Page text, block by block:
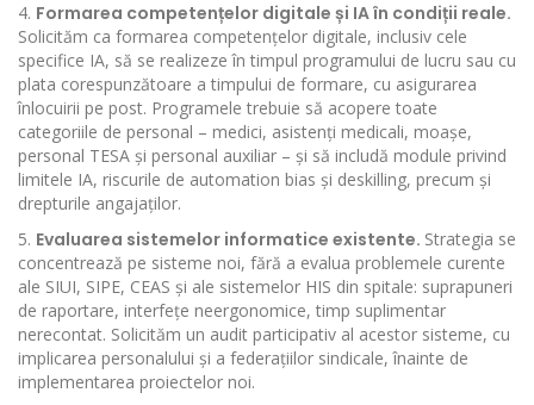
Formarea competențelor digitale și IA în condiții reale.
Solicităm ca formarea competențelor digitale, inclusiv cele
specifice IA, să se realizeze în timpul programului de lucru sau cu
plata corespunzătoare a timpului de formare, cu asigurarea
înlocuirii pe post. Programele trebuie să acopere toate
categoriile de personal – medici, asistenți medicali, moașe,
personal TESA și personal auxiliar – și să includă module privind
limitele IA, riscurile de automation bias și deskilling, precum și
drepturile angajaților.
Evaluarea sistemelor informatice existente. Strategia se
concentrează pe sisteme noi, fără a evalua problemele curente
ale SIUI, SIPE, CEAS și ale sistemelor HIS din spitale: suprapuneri
de raportare, interfețe neergonomice, timp suplimentar
nerecontat. Solicităm un audit participativ al acestor sisteme, cu
implicarea personalului și a federațiilor sindicale, înainte de
implementarea proiectelor noi.